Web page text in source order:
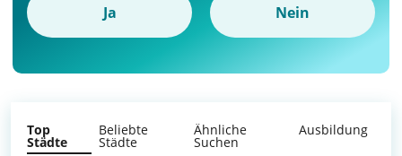
Ja Nein
Top
Städte
Beliebte
Städte
Ähnliche
Suchen
Ausbildung